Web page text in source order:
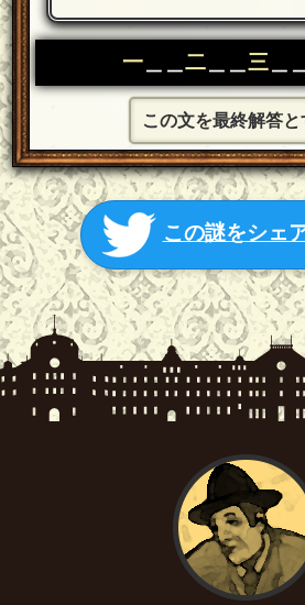
一＿＿ 二＿＿ 三＿＿
この文を最終解答と
この謎をシェ